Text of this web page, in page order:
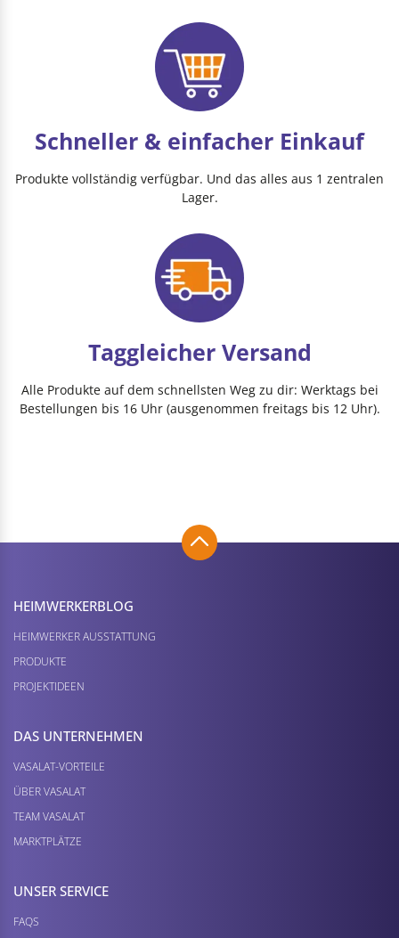
Schneller & einfacher Einkauf
Produkte vollständig verfügbar. Und das alles aus 1 zentralen
Lager.
Taggleicher Versand
Alle Produkte auf dem schnellsten Weg zu dir: Werktags bei
Bestellungen bis 16 Uhr (ausgenommen freitags bis 12 Uhr).
HEIMWERKER­BLOG
HEIMWERKER AUSSTATTUNG
PRODUKTE
PROJEKTIDEEN
DAS UNTERNEHMEN
VASALAT-VORTEILE
ÜBER VASALAT
TEAM VASALAT
MARKTPLÄTZE
UNSER SERVICE
FAQS